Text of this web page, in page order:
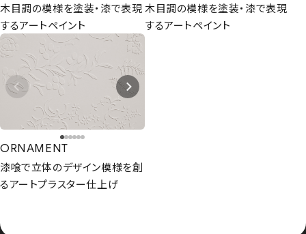
木目調の模様を塗装・漆で表現
するアートペイント
木目調の模様を塗装・漆で表現
するアートペイント
ORNAMENT
漆喰で立体のデザイン模様を創
るアートプラスター仕上げ